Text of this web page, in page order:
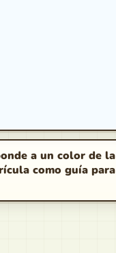
a un color de la
como guía para